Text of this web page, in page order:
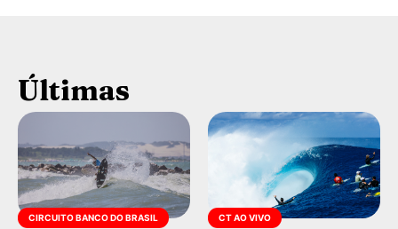
Últimas
CIRCUITO BANCO DO BRASIL CT AO VIVO